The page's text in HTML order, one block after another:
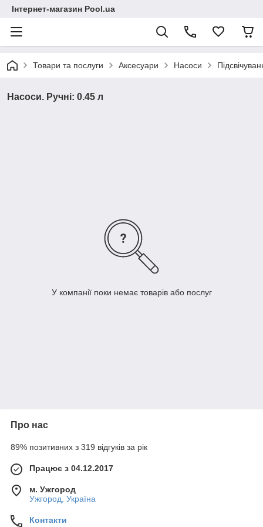
Інтернет-магазин Pool.ua
Товари та послуги Аксесуари Насоси
Насоси. Ручні: 0.45 л
У компанії поки немає товарів або послуг
Про нас
89% позитивних з 319 відгуків за рік
Працює з 04.12.2017
м. Ужгород
Ужгород, Україна
Контакти